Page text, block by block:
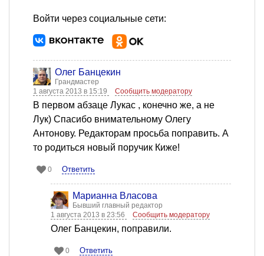
Войти через социальные сети:
Олег Банцекин
Грандмастер
1 августа 2013 в 15:19
Сообщить модератору
В первом абзаце Лукас , конечно же, а не
Лук) Спасибо внимательному Олегу
Антонову. Редакторам просьба поправить. А
то родиться новый поручик Киже!
0 Ответить
Марианна Власова
Бывший главный редактор
1 августа 2013 в 23:56
Сообщить модератору
Олег Банцекин, поправили.
0 Ответить